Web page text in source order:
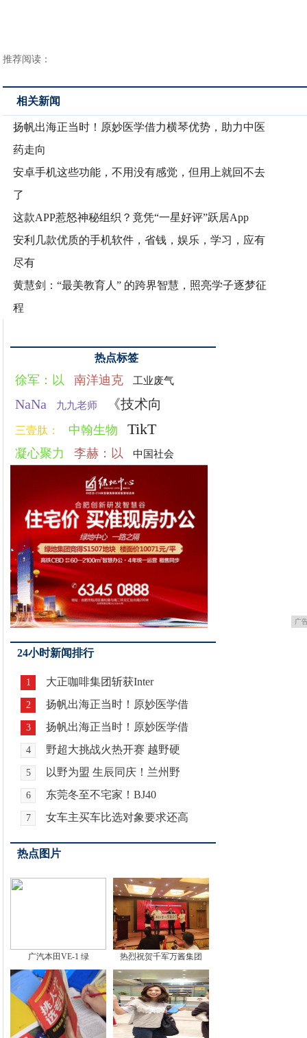
推荐阅读：
相关新闻
扬帆出海正当时！原妙医学借力横琴优势，助力中医
药走向
安卓手机这些功能，不用没有感觉，但用上就回不去
了
这款APP惹怒神秘组织？竟凭“一星好评”跃居App
安利几款优质的手机软件，省钱，娱乐，学习，应有
尽有
黄慧剑：“最美教育人” 的跨界智慧，照亮学子逐梦征
程
热点标签
徐军：以 南洋迪克 工业废气
NaNa 九九老师 《技术向
三壹肽： 中翰生物 TikT
凝心聚力 李赫：以 中国社会
广
24小时新闻排行
1 大正咖啡集团斩获Inter
2 扬帆出海正当时！原妙医学借
3 扬帆出海正当时！原妙医学借
4 野超大挑战火热开赛 越野硬
5 以野为盟 生辰同庆！兰州野
6 东莞冬至不宅家！BJ40
7 女车主买车比选对象要求还高
热点图片
广汽本田VE-1 绿 热烈祝贺千军万酱集团